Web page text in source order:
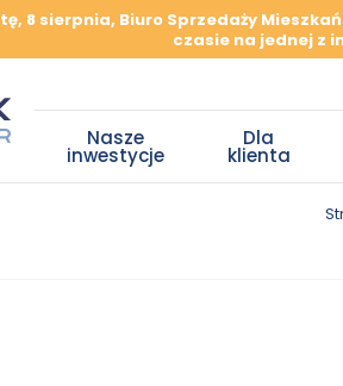
8 sierpnia, Biuro Sprzedaży
czasie na jednej z
Nasze
inwestycje
Dla
klienta